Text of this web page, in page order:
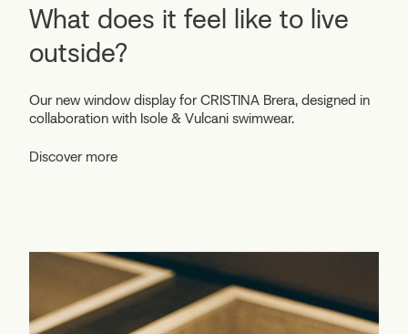
What does it feel like to live
outside?
Our new window display for CRISTINA Brera, designed in
collaboration with Isole & Vulcani swimwear.
Discover more